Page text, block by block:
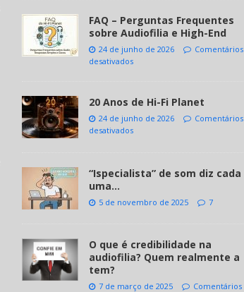
FAQ – Perguntas Frequentes
sobre Audiofilia e High-End
24 de junho de 2026
Comentários
desativados
20 Anos de Hi-Fi Planet
24 de junho de 2026
Comentários
desativados
“Ispecialista” de som diz cada
uma…
5 de novembro de 2025 7
O que é credibilidade na
audiofilia? Quem realmente a
tem?
7 de março de 2025
Comentários